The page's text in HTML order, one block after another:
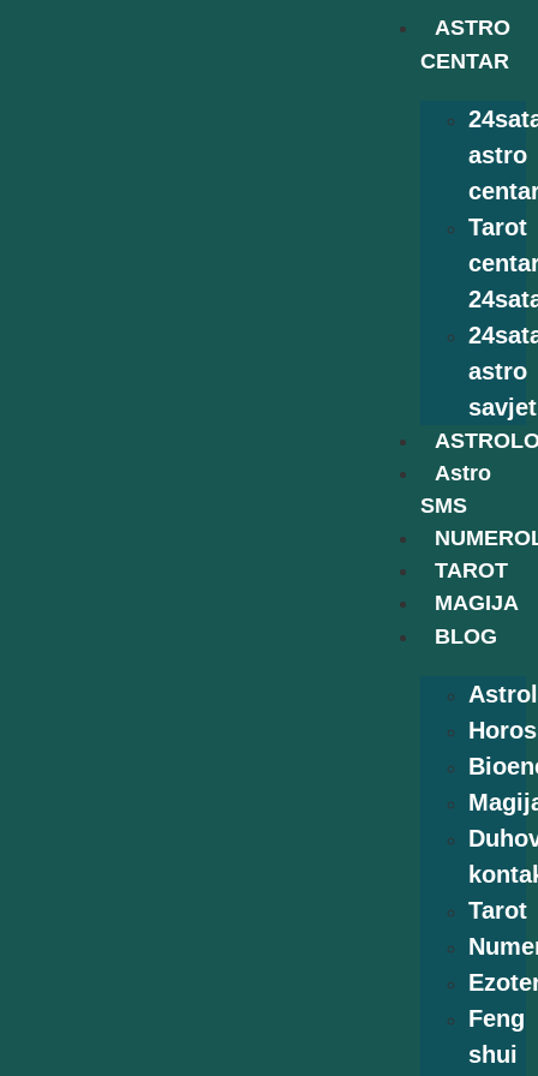
ASTRO
CENTAR
astro
Tarot
astro
savjet
Astro
SMS
TAROT
MAGIJA
BLOG
Tarot
Feng
shui